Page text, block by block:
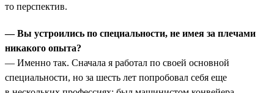
то перспектив.
— Вы устроились по специальности, не имея за плечами
никакого опыта?
— Именно так. Сначала я работал по своей основной
специальности, но за шесть лет попробовал себя еще